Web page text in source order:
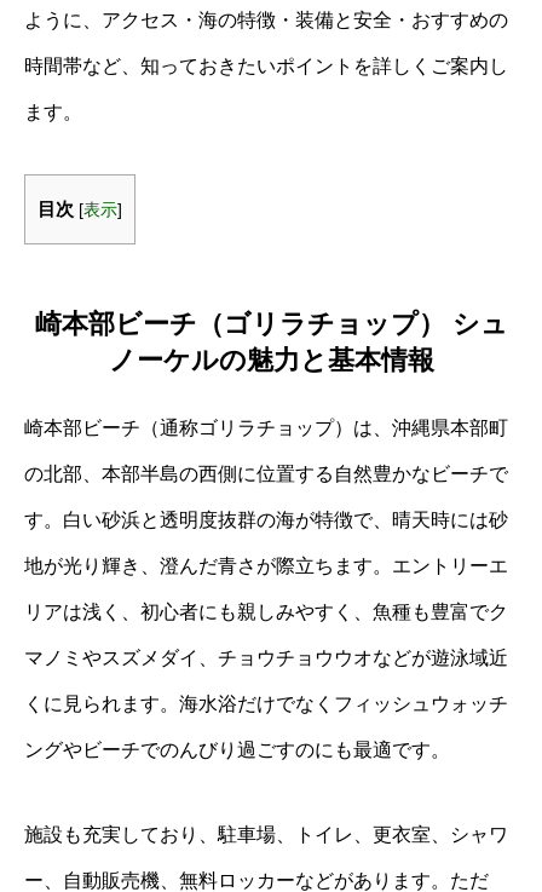
ように、アクセス・海の特徴・装備と安全・おすすめの
時間帯など、知っておきたいポイントを詳しくご案内し
ます。
目次 [表示]
崎本部ビーチ（ゴリラチョップ） シュ
ノーケルの魅力と基本情報
崎本部ビーチ（通称ゴリラチョップ）は、沖縄県本部町
の北部、本部半島の西側に位置する自然豊かなビーチで
す。白い砂浜と透明度抜群の海が特徴で、晴天時には砂
地が光り輝き、澄んだ青さが際立ちます。エントリーエ
リアは浅く、初心者にも親しみやすく、魚種も豊富でク
マノミやスズメダイ、チョウチョウウオなどが遊泳域近
くに見られます。海水浴だけでなくフィッシュウォッチ
ングやビーチでのんびり過ごすのにも最適です。
施設も充実しており、駐車場、トイレ、更衣室、シャワ
ー、自動販売機、無料ロッカーなどがあります。ただ